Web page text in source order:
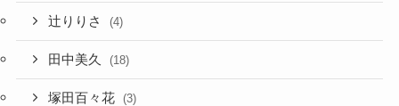
辻りりさ (4)
田中美久 (18)
塚田百々花 (3)